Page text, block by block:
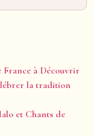
France à Découvrir
la tradition
et Chants de